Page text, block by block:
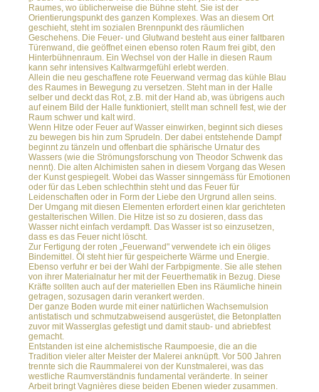
Raumes, wo üblicherweise die Bühne steht. Sie ist der
Orientierungspunkt des ganzen Komplexes. Was an diesem Ort
geschieht, steht im sozialen Brennpunkt des räumlichen
Geschehens. Die Feuer- und Glutwand besteht aus einer faltbaren
Türenwand, die geöffnet einen ebenso roten Raum frei gibt, den
Hinterbühnenraum. Ein Wechsel von der Halle in diesen Raum
kann sehr intensives Kaltwarmgefühl erlebt werden.
Allein die neu geschaffene rote Feuerwand vermag das kühle Blau
des Raumes in Bewegung zu versetzen. Steht man in der Halle
selber und deckt das Rot, z.B. mit der Hand ab, was übrigens auch
auf einem Bild der Halle funktioniert, stellt man schnell fest, wie der
Raum schwer und kalt wird.
Wenn Hitze oder Feuer auf Wasser einwirken, beginnt sich dieses
zu bewegen bis hin zum Sprudeln. Der dabei entstehende Dampf
beginnt zu tänzeln und offenbart die sphärische Urnatur des
Wassers (wie die Strömungsforschung von Theodor Schwenk das
nennt). Die alten Alchimisten sahen in diesem Vorgang das Wesen
der Kunst gespiegelt. Wobei das Wasser sinngemäss für Emotionen
oder für das Leben schlechthin steht und das Feuer für
Leidenschaften oder in Form der Liebe den Urgrund allen seins.
Der Umgang mit diesen Elementen erfordert einen klar gerichteten
gestalterischen Willen. Die Hitze ist so zu dosieren, dass das
Wasser nicht einfach verdampft. Das Wasser ist so einzusetzen,
dass es das Feuer nicht löscht.
Zur Fertigung der roten „Feuerwand" verwendete ich ein öliges
Bindemittel. Öl steht hier für gespeicherte Wärme und Energie.
Ebenso verfuhr er bei der Wahl der Farbpigmente. Sie alle stehen
von ihrer Materialnatur her mit der Feuerthematik in Bezug. Diese
Kräfte sollten auch auf der materiellen Eben ins Räumliche hinein
getragen, sozusagen darin verankert werden.
Der ganze Boden wurde mit einer natürlichen Wachsemulsion
antistatisch und schmutzabweisend ausgerüstet, die Betonplatten
zuvor mit Wasserglas gefestigt und damit staub- und abriebfest
gemacht.
Entstanden ist eine alchemistische Raumpoesie, die an die
Tradition vieler alter Meister der Malerei anknüpft. Vor 500 Jahren
trennte sich die Raummalerei von der Kunstmalerei, was das
westliche Raumverständnis fundamental veränderte. In seiner
Arbeit bringt Vagnières diese beiden Ebenen wieder zusammen.